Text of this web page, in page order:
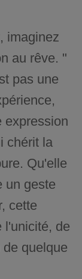
imaginez
au rêve. "
pas une
expression
chérit la
Qu'elle
un geste
cette
l'unicité, de
quelque